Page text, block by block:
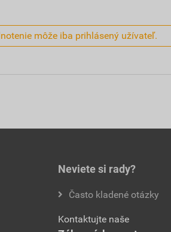
môže iba prihlásený užívateľ.
Neviete si rady?
Často kladené otázky
Kontaktujte naše